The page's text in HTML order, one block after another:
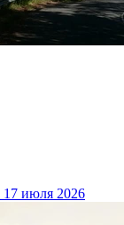
17 июля 2026